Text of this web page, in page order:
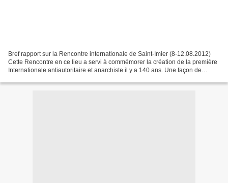
Bref rapport sur la Rencontre internationale de Saint-Imier (8-12.08.2012)
Cette Rencontre en ce lieu a servi à commémorer la création de la première
Internationale antiautoritaire et anarchiste il y a 140 ans. Une façon de